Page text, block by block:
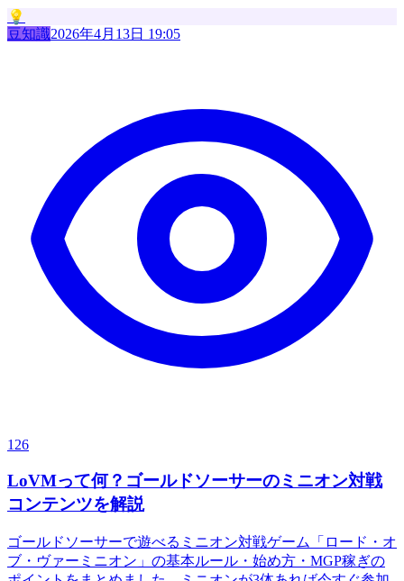
💡
豆知識2026年4月13日 19:05
126
LoVMって何？ゴールドソーサーのミニオン対戦
コンテンツを解説
ゴールドソーサーで遊べるミニオン対戦ゲーム「ロード・オ
ブ・ヴァーミニオン」の基本ルール・始め方・MGP稼ぎの